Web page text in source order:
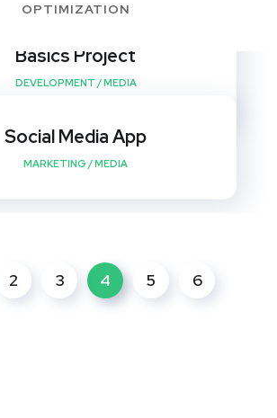
OPTIMIZATION
Basics Project
DEVELOPMENT /MEDIA
Social Media App
MARKETING /MEDIA
2 3 4 5 6